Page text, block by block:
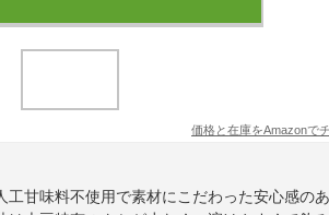
価格と在庫をAmazonで
工甘味料不使用で素材にこだわった安心感の